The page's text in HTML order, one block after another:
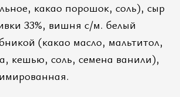
какао порошок, соль), сыр
33%, вишня с/м. белый
(какао масло, мальтитол,
кешью, соль, семена ванили),